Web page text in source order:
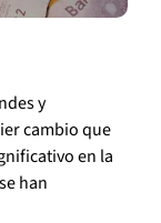
y
cambio que
en la
han